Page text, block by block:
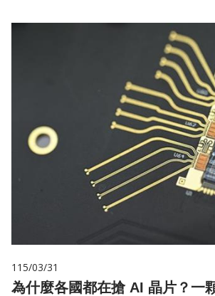
115/03/31
為什麼各國都在搶 AI 晶片？一